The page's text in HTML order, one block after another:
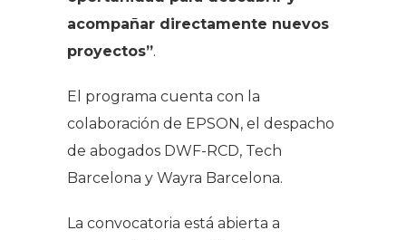
acompañar directamente nuevos
proyectos”.
El programa cuenta con la
colaboración de EPSON, el despacho
de abogados DWF-RCD, Tech
Barcelona y Wayra Barcelona.
La convocatoria está abierta a